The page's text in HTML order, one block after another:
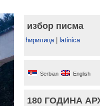
избор писма
ћирилица| latinica
Serbian English
180 ГОДИНА